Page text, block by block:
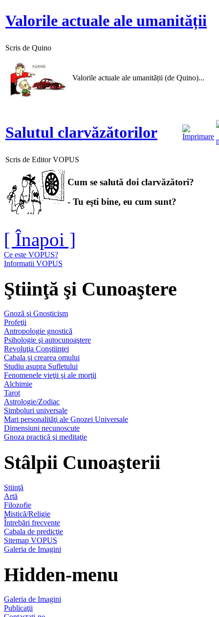
Valorile actuale ale umanității
Scris de Quino
Valorile actuale ale umanității (de Quino)...
Salutul clarvăzătorilor
Scris de Editor VOPUS
Cum se salută doi clarvăzători?
- Tu eşti bine, eu cum sunt?
[ Înapoi ]
Ce este VOPUS?
Informatii VOPUS
Ştiinţă şi Cunoaştere
Gnoză şi Gnosticism
Profeţii
Antropologie gnostică
Psihologie şi autocunoaştere
Revoluţia Conştiinţei
Cabala şi crearea omului
Studiu asupra Sufletului
Fenomenele vieţii şi ale morţii
Alchimie
Tarot
Astrologie/Zodiac
Simboluri universale
Mari personalităţi ale Gnozei Universale
Dimensiuni necunoscute
Gnoza practică şi meditaţie
Stâlpii Cunoaşterii
Ştiinţă
Artă
Filozofie
Mistică/Religie
Întrebări frecvente
Cabala de predicţie
Sitemap VOPUS
Galeria de Imagini
Hidden-menu
Galeria de Imagini
Publicaţii